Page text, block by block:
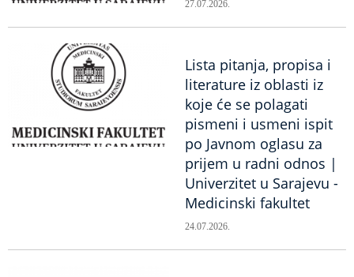
27.07.2026.
Lista pitanja, propisa i
literature iz oblasti iz
koje će se polagati
pismeni i usmeni ispit
po Javnom oglasu za
prijem u radni odnos |
Univerzitet u Sarajevu -
Medicinski fakultet
24.07.2026.